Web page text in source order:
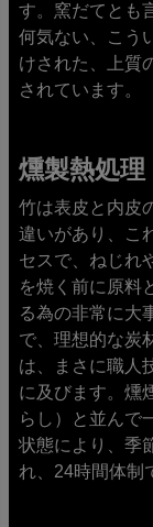
す。窯だてとも
何気ない、こう
けされた、上質
されています。
燻製熱処理
竹は表皮と内皮
違いがあり、こ
セスで、ねじれ
を焼く前に原料
る為の非常に大
で、理想的な炭
は、まさに職人
に及びます。燻
らし）と並んで
状態により、季
れ、24時間体制